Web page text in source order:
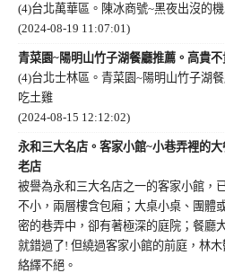
(4)台北萬華區。陳冰商號~黑夜出沒的
(2024-08-19 11:07:01)
青菜園~陽明山竹子湖餐廳推薦。高貴
(4)台北士林區。青菜園~陽明山竹子湖
吃土雞
(2024-08-15 12:12:02)
永和三大名店。客家小館~小巷弄裡的
老店
被譽為永和三大名店之一的客家小館，
不小，兩層樓含包廂；大桌小桌、團體
密的巷弄中，卻有著極深的庭院；餐廳
就錯過了! 但繞過客家小館的前庭，林
絡繹不絕。